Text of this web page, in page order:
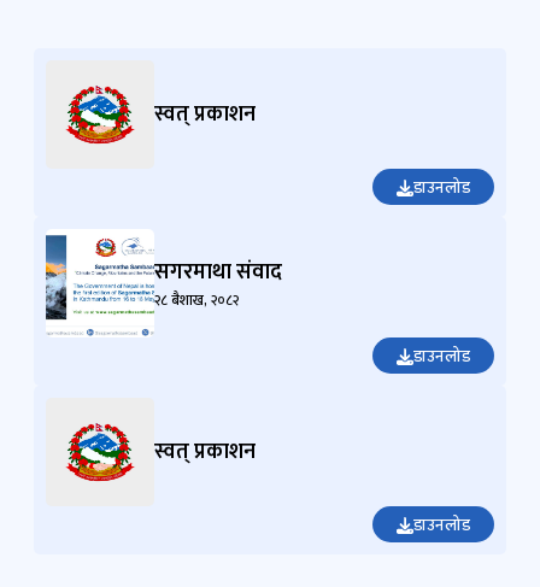
स्वत् प्रकाशन
डाउनलोड
सगरमाथा संवाद
२८ बैशाख, २०८२
डाउनलोड
स्वत् प्रकाशन
डाउनलोड